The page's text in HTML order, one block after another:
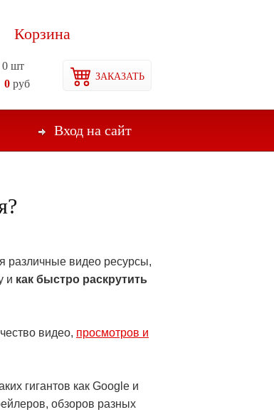
Корзина
0шт
0руб
ЗАКАЗАТЬ
Вход на сайт
различные видео ресурсы,
и как быстро раскрутить
видео, просмотров и
гигантов как Google и
обзоров разных